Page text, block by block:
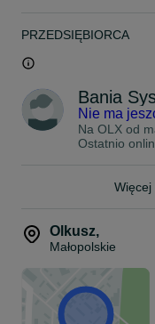
PRZEDSIĘBIORCA
Bania
Nie ma
Na OLX od
Ostatnio
Więcej
Olkusz,
Małopolskie